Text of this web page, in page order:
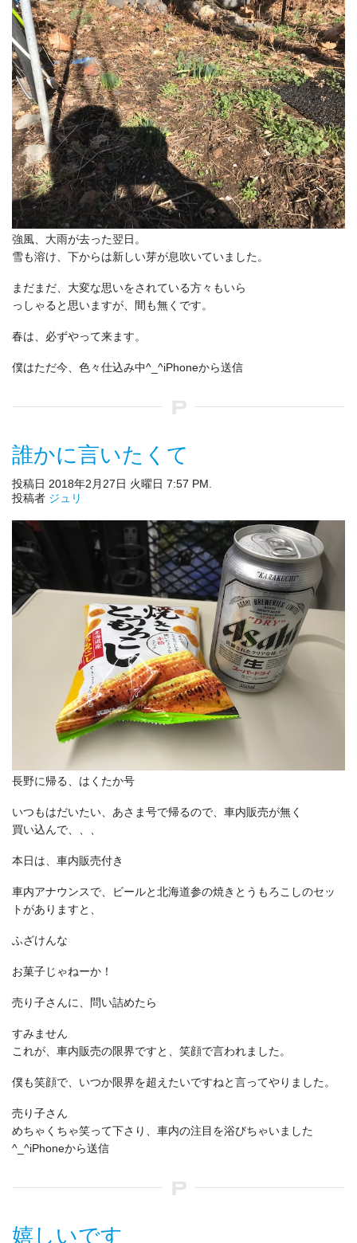
強風、大雨が去った翌日。
雪も溶け、下からは新しい芽が息吹いていました。
まだまだ、大変な思いをされている方々もいら
っしゃると思いますが、間も無くです。
春は、必ずやって来ます。
僕はただ今、色々仕込み中^_^iPhoneから送信
誰かに言いたくて
投稿日 2018年2月27日 火曜日 7:57 PM.
投稿者 ジュリ
長野に帰る、はくたか号
いつもはだいたい、あさま号で帰るので、車内販売が無く
買い込んで、、、
本日は、車内販売付き
車内アナウンスで、ビールと北海道参の焼きとうもろこしのセッ
トがありますと、
ふざけんな
お菓子じゃねーか！
売り子さんに、問い詰めたら
すみません
これが、車内販売の限界ですと、笑顔で言われました。
僕も笑顔で、いつか限界を超えたいですねと言ってやりました。
売り子さん
めちゃくちゃ笑って下さり、車内の注目を浴びちゃいました
^_^iPhoneから送信
嬉しいです